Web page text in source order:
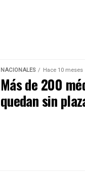
NACIONALES Hace 10 meses
Más de 200
quedan sin